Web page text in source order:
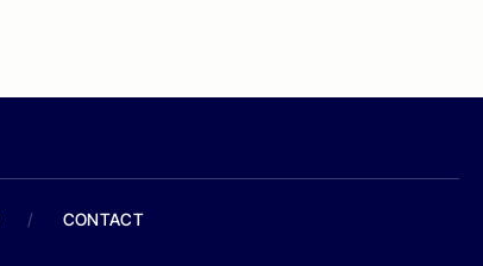
/ CONTACT